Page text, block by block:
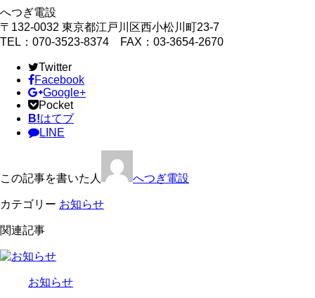
へつぎ電設
〒132-0032 東京都江戸川区西小松川町23-7
TEL：070-3523-8374 FAX：03-3654-2670
Twitter
Facebook
Google+
Pocket
B!はてブ
LINE
この記事を書いた人 へつぎ電設
カテゴリー お知らせ
関連記事
お知らせ